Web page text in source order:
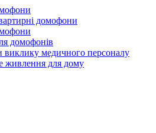
домофони
домофонів
виклику медичного персоналу
живлення для дому